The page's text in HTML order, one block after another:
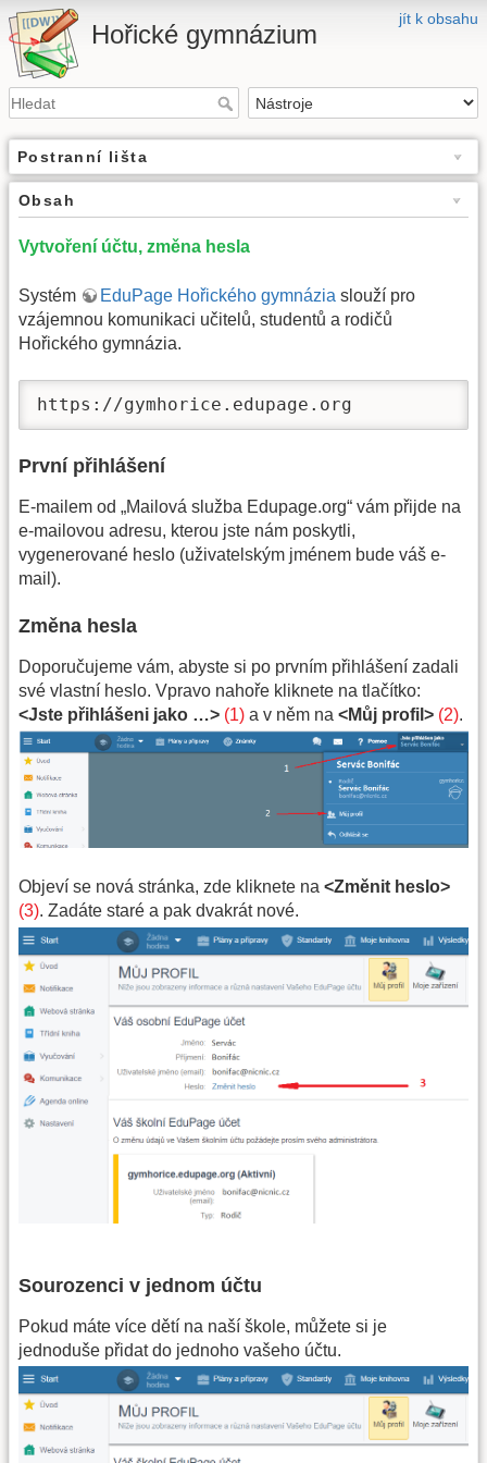
jít k obsahu
Hořické gymnázium
Postranní lišta
Obsah
Vytvoření účtu, změna hesla
Systém EduPage Hořického gymnázia slouží pro
vzájemnou komunikaci učitelů, studentů a rodičů
Hořického gymnázia.
https://gymhorice.edupage.org
První přihlášení
E-mailem od „Mailová služba Edupage.org“ vám přijde na
e-mailovou adresu, kterou jste nám poskytli,
vygenerované heslo (uživatelským jménem bude váš e-
mail).
Změna hesla
Doporučujeme vám, abyste si po prvním přihlášení zadali
své vlastní heslo. Vpravo nahoře kliknete na tlačítko:
<Jste přihlášeni jako …> (1) a v něm na <Můj profil> (2).
Objeví se nová stránka, zde kliknete na <Změnit heslo>
(3). Zadáte staré a pak dvakrát nové.
Sourozenci v jednom účtu
Pokud máte více dětí na naší škole, můžete si je
jednoduše přidat do jednoho vašeho účtu.